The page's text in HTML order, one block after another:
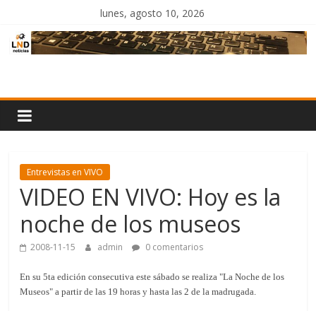
contenido
lunes, agosto 10, 2026
Noticias
Entrevistas en VIVO
VIDEO EN VIVO: Hoy es la
noche de los museos
2008-11-15 admin 0 comentarios
En su 5ta edición consecutiva este sábado se realiza "La Noche de los
Museos" a partir de las 19 horas y hasta las 2 de la madrugada.